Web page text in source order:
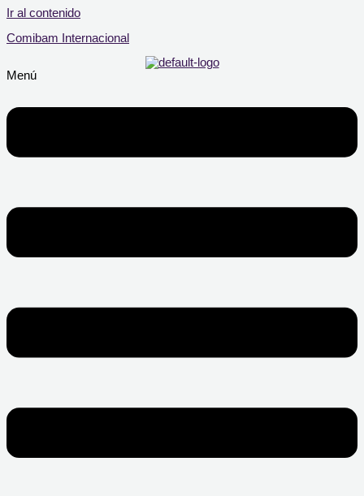
Ir al contenido
Comibam Internacional
Menú